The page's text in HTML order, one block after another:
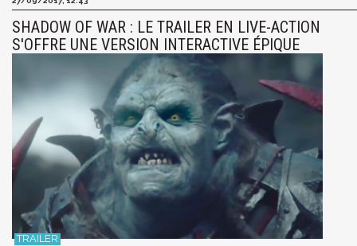
SHADOW OF WAR : LE TRAILER EN LIVE-ACTION
S'OFFRE UNE VERSION INTERACTIVE ÉPIQUE